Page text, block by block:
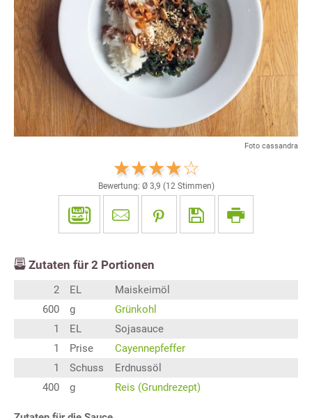
Foto cassandra
Bewertung: Ø 3,9 (12Stimmen)
Zutaten für 2 Portionen
2 EL
Maiskeimöl
600
g
Grünkohl
1
EL
Sojasauce
1
Prise
Cayennepfeffer
1
Schuss
Erdnussöl
400
g Reis (Grundrezept)